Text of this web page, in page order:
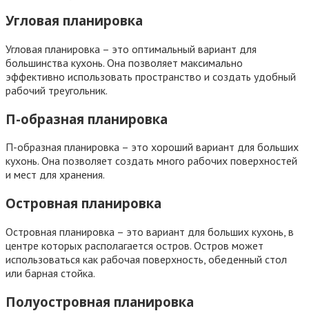
Угловая планировка
Угловая планировка – это оптимальный вариант для
большинства кухонь. Она позволяет максимально
эффективно использовать пространство и создать удобный
рабочий треугольник.
П-образная планировка
П-образная планировка – это хороший вариант для больших
кухонь. Она позволяет создать много рабочих поверхностей
и мест для хранения.
Островная планировка
Островная планировка – это вариант для больших кухонь, в
центре которых располагается остров. Остров может
использоваться как рабочая поверхность, обеденный стол
или барная стойка.
Полуостровная планировка